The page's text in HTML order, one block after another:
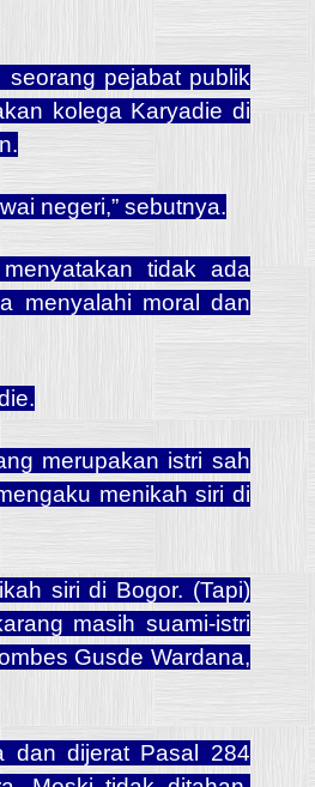
pejabat publik
kolega Karyadie di
negeri,” sebutnya.
tidak ada
menyalahi moral dan
merupakan istri sah
menikah siri di
siri di Bogor. (Tapi)
masih suami-istri
Gusde Wardana,
dan dijerat Pasal 284